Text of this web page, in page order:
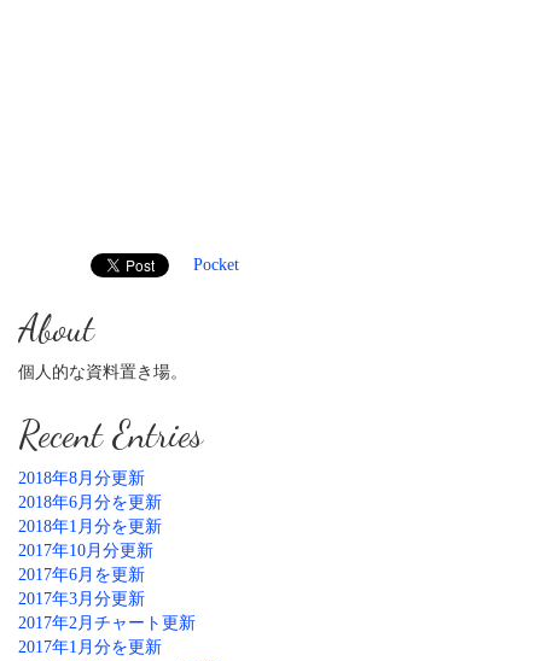
Pocket
About
個人的な資料置き場。
Recent Entries
2018年8月分更新
2018年6月分を更新
2018年1月分を更新
2017年10月分更新
2017年6月を更新
2017年3月分更新
2017年2月チャート更新
2017年1月分を更新